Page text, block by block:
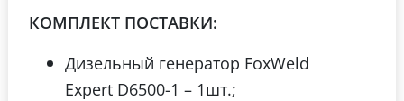
КОМПЛЕКТ ПОСТАВКИ:
Дизельный генератор FoxWeld
Expert D6500-1 – 1шт.;